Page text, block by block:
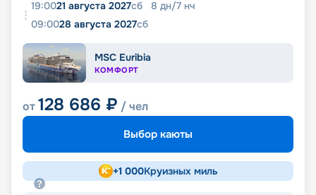
19:0021 августа 2027сб 8 дн/7 нч
09:0028 августа 2027сб
MSC Euribia
КОМФОРТ
от128 686 ₽ / чел
Выбор каюты
+1 000Круизных миль